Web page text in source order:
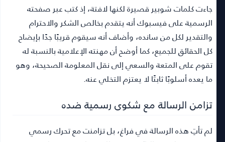
جاءت كلمات شوبير قصيرة لكنها لافتة، إذ كتب عبر صفحته
الرسمية على فيسبوك أنه يتقدم بخالص الشكر والاحترام
والتقدير لكل من سانده، وأضاف أنه سيقوم قريبًا جدًا بإيضاح
كل الحقائق للجميع، كما أوضح أن مهنته الإعلامية بالنسبة له
تقوم على المتعة والسعي إلى نقل المعلومة الصحيحة، وهو
ما يعده أسلوبًا ثابتًا لا يعتزم التخلي عنه.
تزامن الرسالة مع شكوى رسمية ضده
لم تأتِ هذه الرسالة في فراغ، بل تزامنت مع تحرك رسمي